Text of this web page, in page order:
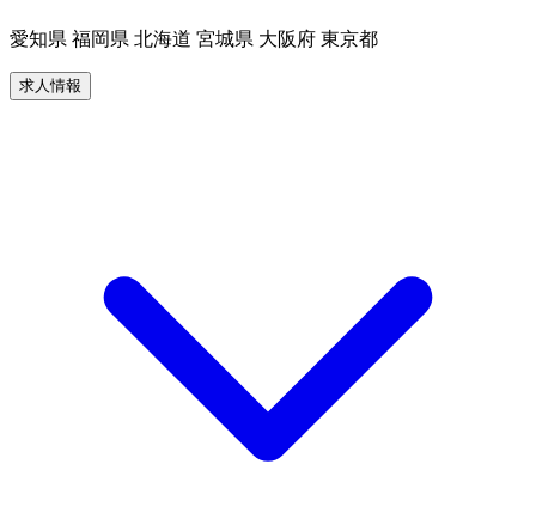
愛知県 福岡県 北海道 宮城県 大阪府 東京都
求人情報